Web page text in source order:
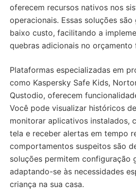
oferecem recursos nativos nos
operacionais. Essas soluções
baixo custo, facilitando a
quebras adicionais no orçamento
Plataformas especializadas em
como Kaspersky Safe Kids,
Qustodio, oferecem
Você pode visualizar históricos
monitorar aplicativos instalados,
tela e receber alertas em tempo
comportamentos suspeitos são
soluções permitem configuração
adaptando-se às necessidades
criança na sua casa.